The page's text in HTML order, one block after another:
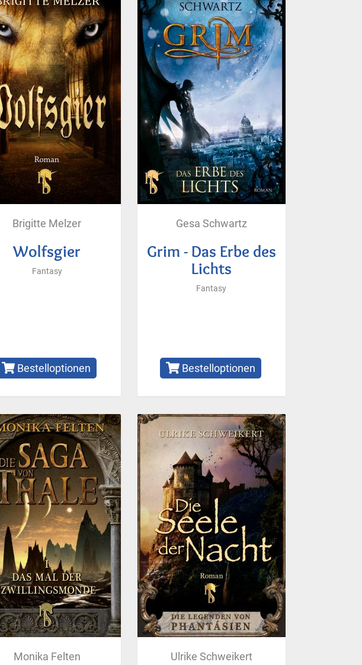
Brigitte Melzer
Wolfsgier
Fantasy
Bestelloptionen
Gesa Schwartz
Grim - Das Erbe des
Lichts
Fantasy
Bestelloptionen
Monika Felten Ulrike Schweikert